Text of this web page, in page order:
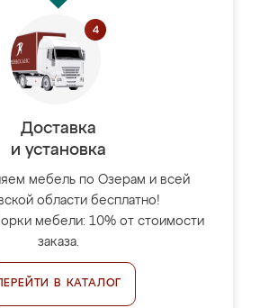
Доставка
и установка
мебель по Озерам и всей
области бесплатно!
мебели: 10% от стоимости
заказа.
В КАТАЛОГ